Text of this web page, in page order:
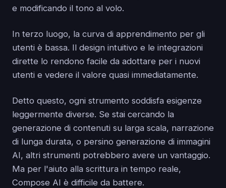
e modificando il tono al volo.
In terzo luogo, la curva di apprendimento per gli
utenti è bassa. Il design intuitivo e le integrazioni
dirette lo rendono facile da adottare per i nuovi
utenti e vedere il valore quasi immediatamente.
Detto questo, ogni strumento soddisfa esigenze
leggermente diverse. Se stai cercando la
generazione di contenuti su larga scala, narrazione
di lunga durata, o persino generazione di immagini
AI, altri strumenti potrebbero avere un vantaggio.
Ma per l'aiuto alla scrittura in tempo reale,
Compose AI è difficile da battere.